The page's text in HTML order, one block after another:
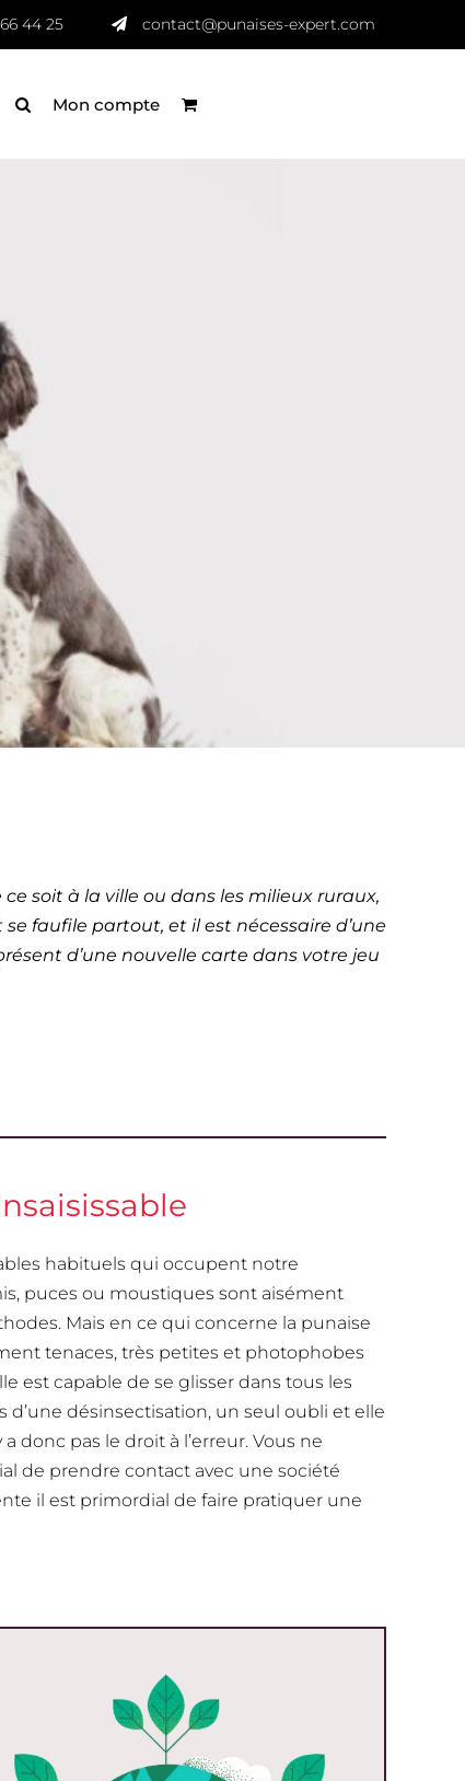
44 25 contact@punaises-expert.com
Mon compte
soit à la ville ou dans les milieux ruraux,
faufile partout, et il est nécessaire d’une
d’une nouvelle carte dans votre jeu
habituels qui occupent notre
puces ou moustiques sont aisément
Mais en ce qui concerne la punaise
tenaces, très petites et photophobes
est capable de se glisser dans tous les
désinsectisation, un seul oubli et elle
donc pas le droit à l’erreur. Vous ne
de prendre contact avec une société
il est primordial de faire pratiquer une